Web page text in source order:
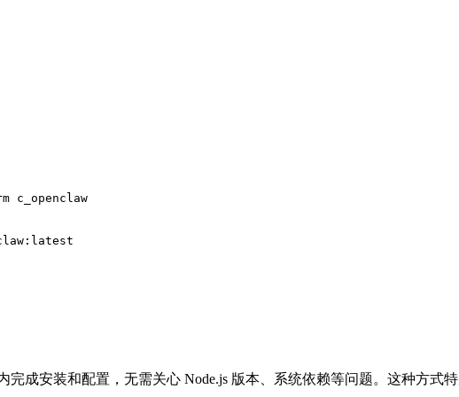
c_openclaw
完成安装和配置，无需关心 Node.js 版本、系统依赖等问题。这种方式